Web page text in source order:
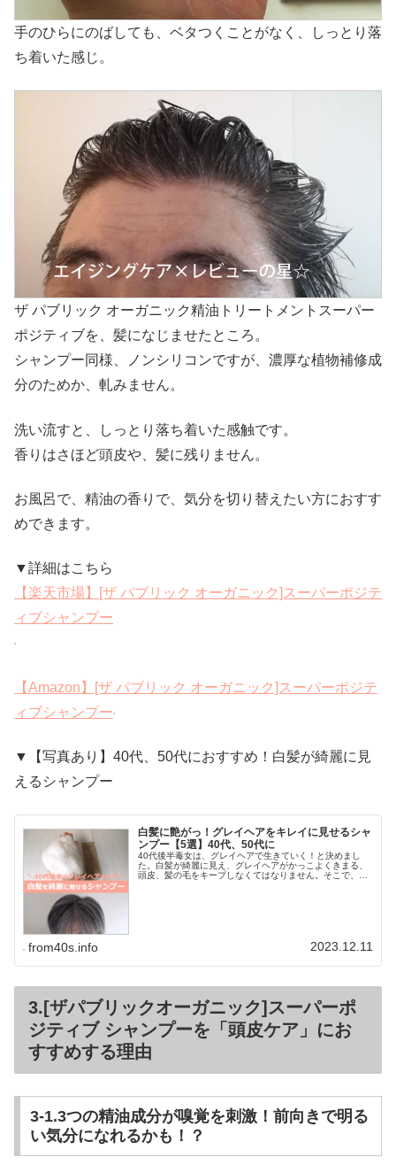
手のひらにのばしても、ベタつくことがなく、しっとり落
ち着いた感じ。
ザ パブリック オーガニック精油トリートメントスーパー
ポジティブを、髪になじませたところ。
シャンプー同様、ノンシリコンですが、濃厚な植物補修成
分のためか、軋みません。
洗い流すと、しっとり落ち着いた感触です。
香りはさほど頭皮や、髪に残りません。
お風呂で、精油の香りで、気分を切り替えたい方におすす
めできます。
▼詳細はこちら
【楽天市場】[ザ パブリック オーガニック]スーパーポジテ
ィブシャンプー
【Amazon】[ザ パブリック オーガニック]スーパーポジテ
ィブシャンプー
▼【写真あり】40代、50代におすすめ！白髪が綺麗に見
えるシャンプー
白髪に艶がっ！グレイヘアをキレイに見せるシャ
ンプー【5選】40代、50代に
40代後半毒女は、グレイヘアで生きていく！と決めまし
た。白髪が綺麗に見え、グレイヘアがかっこよくきまる、
頭皮、髪の毛をキープしなくてはなりません。そこで、今
from40s.info 2023.12.11
3.[ザパブリックオーガニック]スーパーポ
ジティブ シャンプーを「頭皮ケア」にお
すすめする理由
3-1.3つの精油成分が嗅覚を刺激！前向きで明る
い気分になれるかも！？